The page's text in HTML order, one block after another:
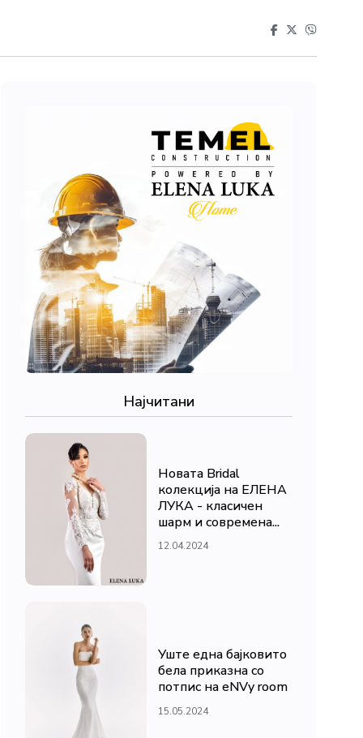
Најчитани
Новата Bridal
колекција на ЕЛЕНА
ЛУКА - класичен
шарм и современа...
12.04.2024
Уште една бајковито
бела приказна со
потпис на eNVy room
15.05.2024